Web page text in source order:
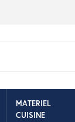
MATERIEL
CUISINE